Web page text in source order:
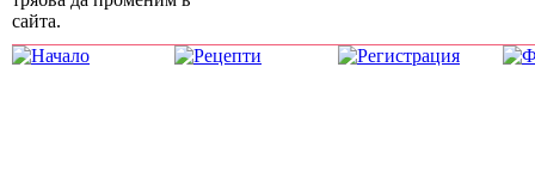
сайта.